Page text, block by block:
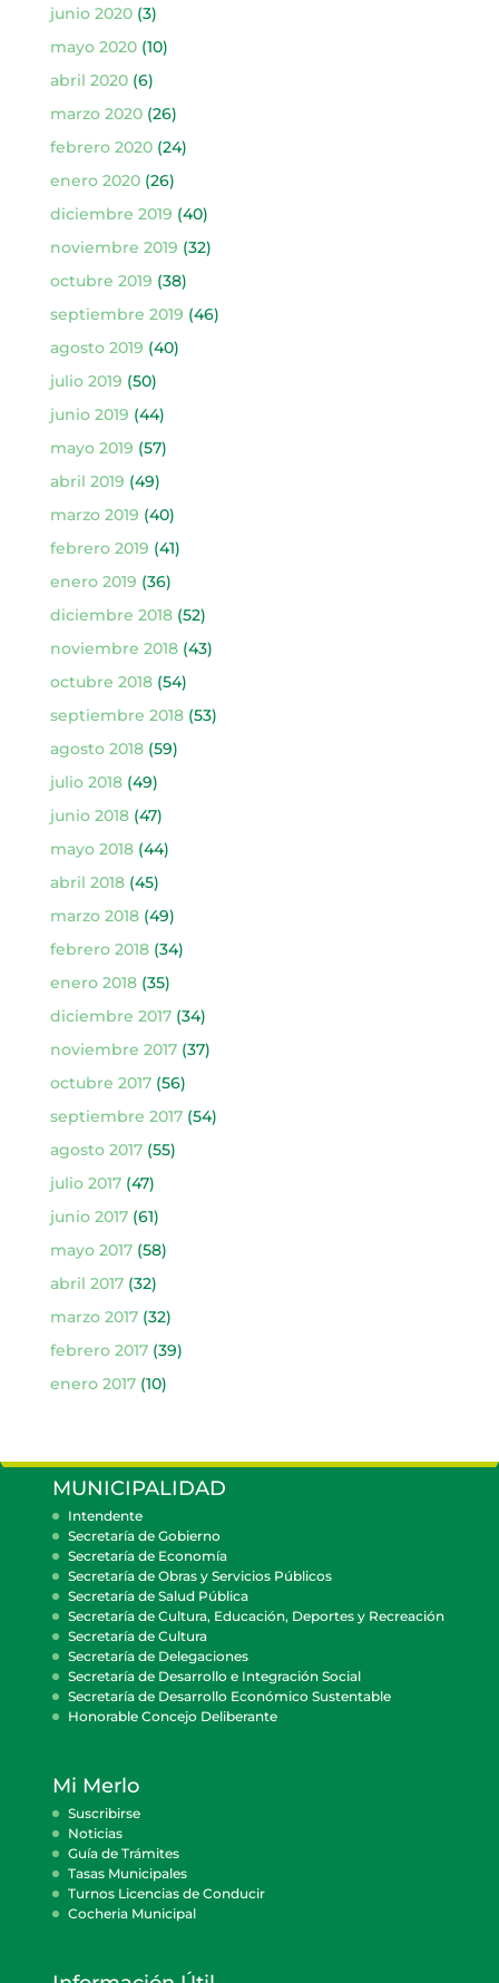
junio 2020(3)
mayo 2020(10)
abril 2020(6)
marzo 2020(26)
febrero 2020(24)
enero 2020(26)
diciembre 2019 (40)
noviembre 2019 (32)
octubre 2019 (38)
septiembre 2019 (46)
agosto 2019 (40)
julio 2019 (50)
junio 2019 (44)
mayo 2019 (57)
abril 2019 (49)
marzo 2019 (40)
febrero 2019 (41)
enero 2019 (36)
diciembre 2018(52)
noviembre 2018(43)
octubre 2018(54)
septiembre 2018(53)
agosto 2018(59)
julio 2018(49)
junio 2018(47)
mayo 2018(44)
abril 2018(45)
marzo 2018(49)
febrero 2018(34)
enero 2018(35)
diciembre 2017(34)
noviembre 2017(37)
octubre 2017(56)
septiembre 2017(54)
agosto 2017(55)
julio 2017(47)
junio 2017(61)
mayo 2017(58)
abril 2017(32)
marzo 2017(32)
febrero 2017(39)
enero 2017(10)
MUNICIPALIDAD
Intendente
Secretaría de Gobierno
Secretaría de Economía
Secretaría de Obras y Servicios Públicos
Secretaría de Salud Pública
Secretaría de Cultura, Educación, Deportes y Recreación
Secretaría de Cultura
Secretaría de Delegaciones
Secretaría de Desarrollo e Integración Social
Secretaría de Desarrollo Económico Sustentable
Honorable Concejo Deliberante
Mi Merlo
Suscribirse
Noticias
Guía de Trámites
Tasas Municipales
Turnos Licencias de Conducir
Cocheria Municipal